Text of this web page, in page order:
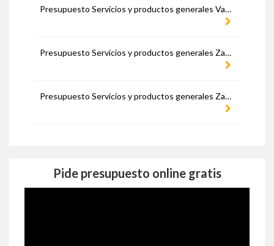
Presupuesto Servicios y productos generales Valladolid
Presupuesto Servicios y productos generales Zamora
Presupuesto Servicios y productos generales Zaragoza
Pide presupuesto online gratis